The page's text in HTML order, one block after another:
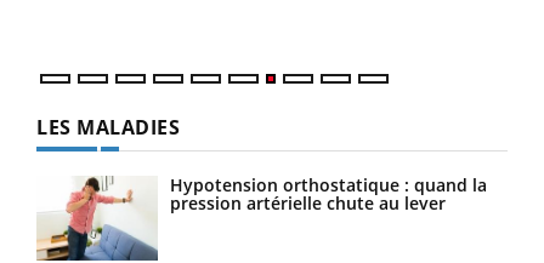
LES MALADIES
Hypotension orthostatique : quand la
pression artérielle chute au lever